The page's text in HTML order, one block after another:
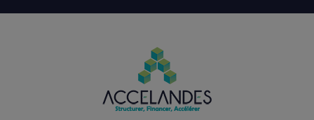
de l’argent dans une sortie à 2,25
milliards de dollars ?
Après avoir levé près de 1,4 milliard de dollars et
atteint une valorisation de 11,7 milliards fin